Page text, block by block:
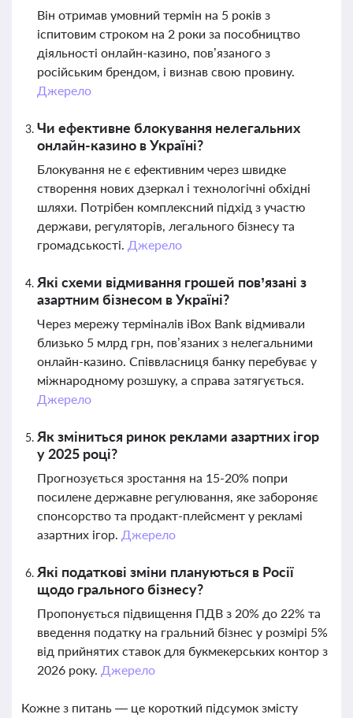
Він отримав умовний термін на 5 років з
іспитовим строком на 2 роки за пособництво
діяльності онлайн-казино, пов’язаного з
російським брендом, і визнав свою провину.
Джерело
Чи ефективне блокування нелегальних
онлайн-казино в Україні?
Блокування не є ефективним через швидке
створення нових дзеркал і технологічні обхідні
шляхи. Потрібен комплексний підхід з участю
держави, регуляторів, легального бізнесу та
громадськості. Джерело
Які схеми відмивання грошей пов’язані з
азартним бізнесом в Україні?
Через мережу терміналів iBox Bank відмивали
близько 5 млрд грн, пов’язаних з нелегальними
онлайн-казино. Співвласниця банку перебуває у
міжнародному розшуку, а справа затягується.
Джерело
Як зміниться ринок реклами азартних ігор
у 2025 році?
Прогнозується зростання на 15-20% попри
посилене державне регулювання, яке забороняє
спонсорство та продакт-плейсмент у рекламі
азартних ігор. Джерело
Які податкові зміни плануються в Росії
щодо грального бізнесу?
Пропонується підвищення ПДВ з 20% до 22% та
введення податку на гральний бізнес у розмірі 5%
від прийнятих ставок для букмекерських контор з
2026 року. Джерело
Кожне з питань — це короткий підсумок змісту